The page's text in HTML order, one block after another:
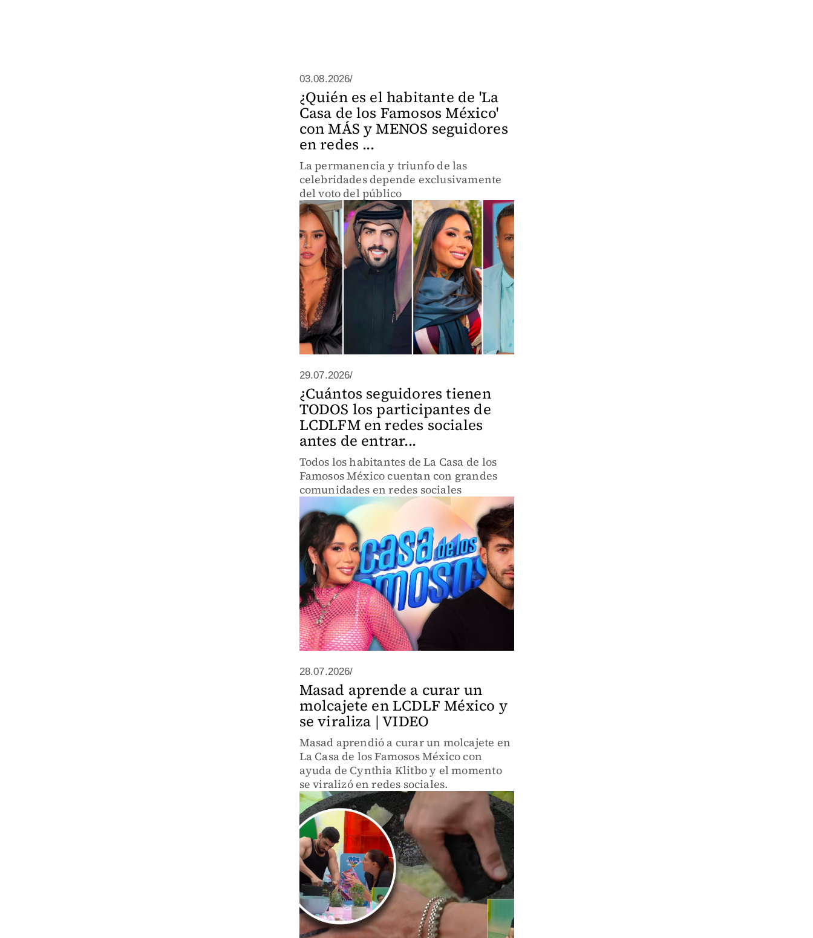
03.08.2026/
¿Quién es el habitante de 'La
Casa de los Famosos México'
con MÁS y MENOS seguidores
en redes ...
La permanencia y triunfo de las
celebridades depende exclusivamente
del voto del público
29.07.2026/
¿Cuántos seguidores tienen
TODOS los participantes de
LCDLFM en redes sociales
antes de entrar...
Todos los habitantes de La Casa de los
Famosos México cuentan con grandes
comunidades en redes sociales
28.07.2026/
Masad aprende a curar un
molcajete en LCDLF México y
se viraliza | VIDEO
Masad aprendió a curar un molcajete en
La Casa de los Famosos México con
ayuda de Cynthia Klitbo y el momento
se viralizó en redes sociales.